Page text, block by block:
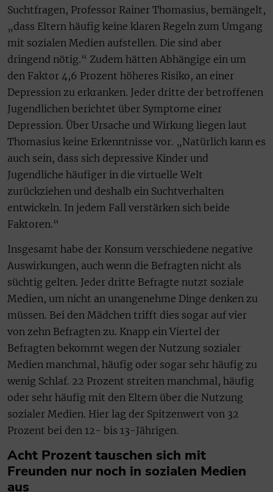
Suchtfragen, Professor Rainer Thomasius, bemängelt,
„dass Eltern häufig keine klaren Regeln zum Umgang
mit sozialen Medien aufstellen. Die sind aber
dringend nötig.“ Zudem hätten Abhängige ein um
den Faktor 4,6 Prozent höheres Risiko, an einer
Depression zu erkranken. Jeder dritte der betroffenen
Jugendlichen berichtet über Symptome einer
Depression. Über Ursache und Wirkung liegen laut
Thomasius keine Erkenntnisse vor. „Natürlich kann es
auch sein, dass sich depressive Kinder und
Jugendliche häufiger in die virtuelle Welt
zurückziehen und deshalb ein Suchtverhalten
entwickeln. In jedem Fall verstärken sich beide
Faktoren.“
Insgesamt habe der Konsum verschiedene negative
Auswirkungen, auch wenn die Befragten nicht als
süchtig gelten. Jeder dritte Befragte nutzt soziale
Medien, um nicht an unangenehme Dinge denken zu
müssen. Bei den Mädchen trifft dies sogar auf vier
von zehn Befragten zu. Knapp ein Viertel der
Befragten bekommt wegen der Nutzung sozialer
Medien manchmal, häufig oder sogar sehr häufig zu
wenig Schlaf. 22 Prozent streiten manchmal, häufig
oder sehr häufig mit den Eltern über die Nutzung
sozialer Medien. Hier lag der Spitzenwert von 32
Prozent bei den 12- bis 13-Jährigen.
Acht Prozent tauschen sich mit
Freunden nur noch in sozialen Medien
aus